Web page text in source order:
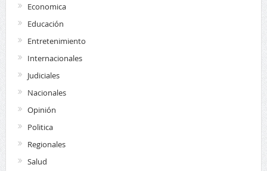
Economica
Educación
Entretenimiento
Internacionales
Judiciales
Nacionales
Opinión
Politica
Regionales
Salud